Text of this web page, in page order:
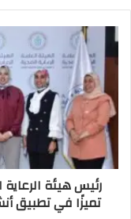
رئيس هيئة الرعاية
تميزًا في تطبيق